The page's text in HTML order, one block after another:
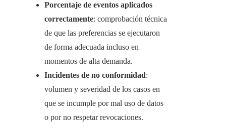
Porcentaje de eventos aplicados
correctamente: comprobación técnica
de que las preferencias se ejecutaron
de forma adecuada incluso en
momentos de alta demanda.
Incidentes de no conformidad:
volumen y severidad de los casos en
que se incumple por mal uso de datos
o por no respetar revocaciones.